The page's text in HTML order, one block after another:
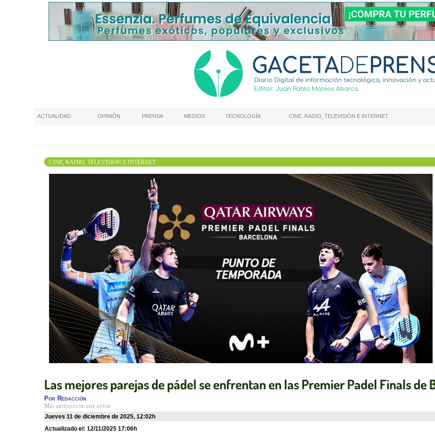
ACTUALIDAD OPINIÓN PRENSA MEDIOS TECNOLOGÍA CINE, RADIO, TELEVISIÓN E INTERNET
CINE, RADIO, TELEVISIÓN E INTERNET
Las mejores parejas de pádel se enfrentan en las Premier Padel Finals de
Por Redacción
Más artículos de este autor
jueves 11 de diciembre de 2025, 12:02h
Actualizado el: 12/11/2025 17:06h